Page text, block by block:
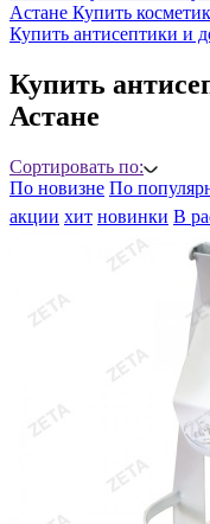
Астане Купить
Купить антисептики и
Купить
Астане
Сортировать по:
По новизне По
акции хит новинки B